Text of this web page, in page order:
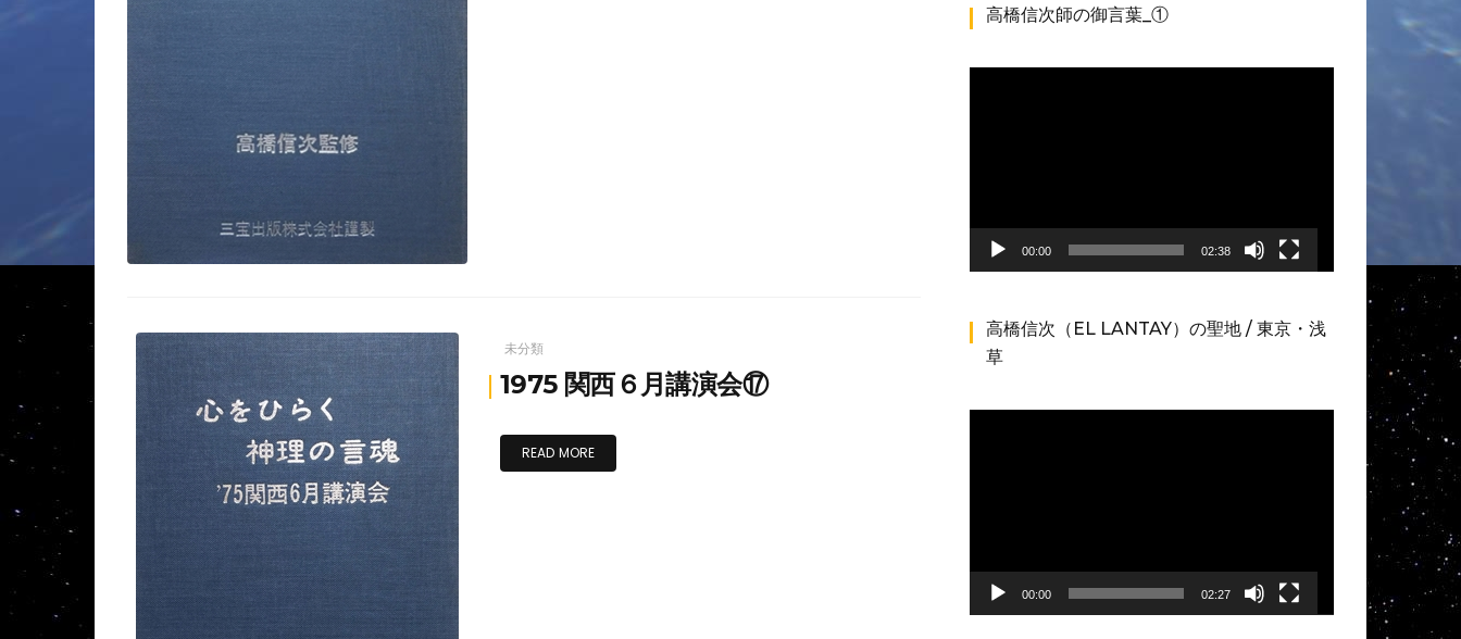
未分類
1975 関西６月講演会⑰
READ MORE
高橋信次師の御言葉_①
ー
00:00 02:38
高橋信次（EL LANTAY）の聖地 / 東京・浅
草
ー
00:00 02:27